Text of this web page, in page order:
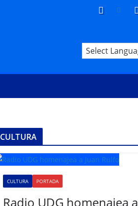
CULTURA
CULTURA PORTADA
Radio UDG homenajea a